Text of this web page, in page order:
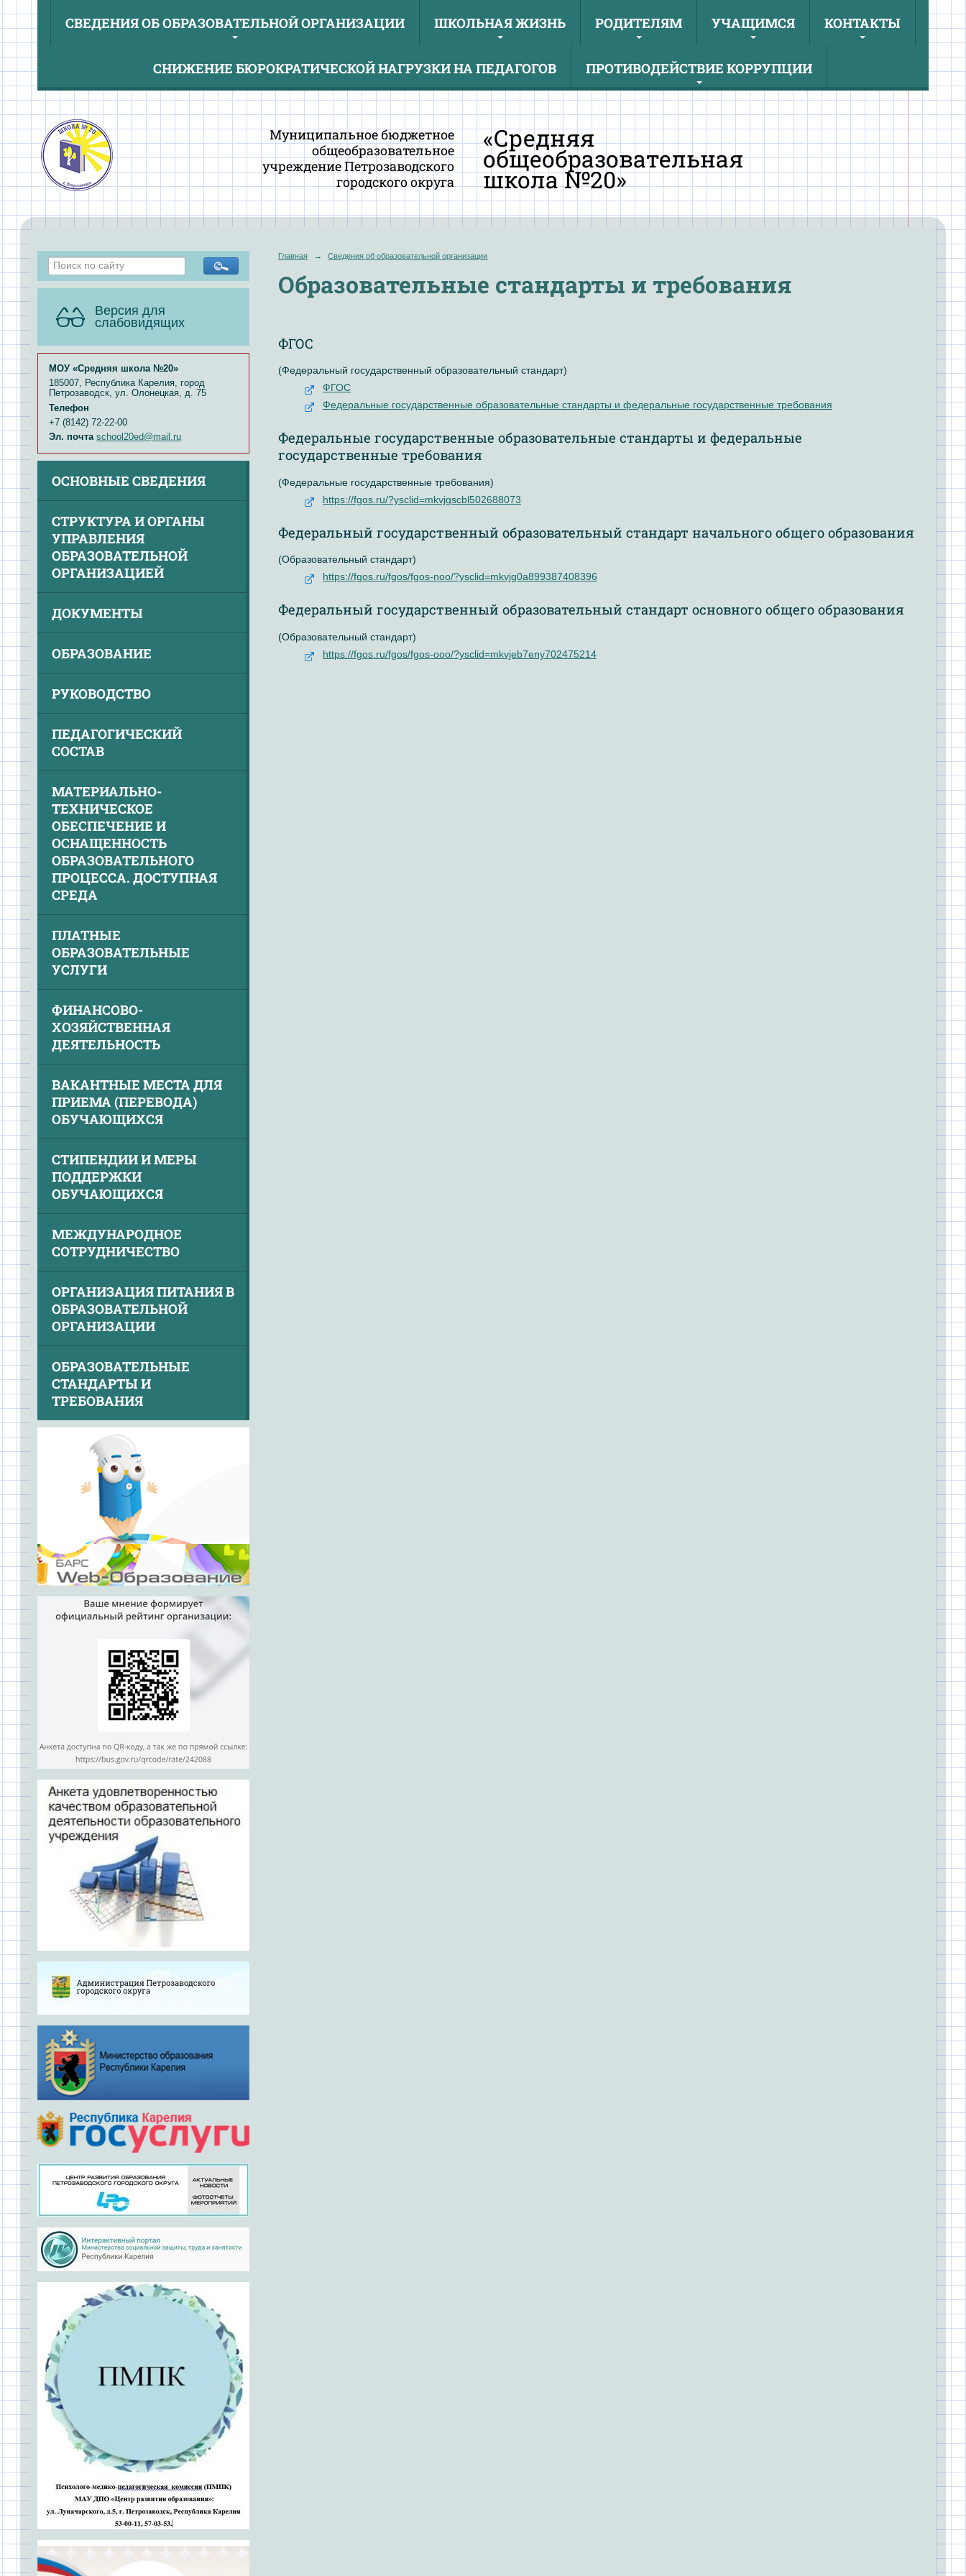
СВЕДЕНИЯ ОБ ОБРАЗОВАТЕЛЬНОЙ ОРГАНИЗАЦИИ ШКОЛЬНАЯ ЖИЗНЬ РОДИТЕЛЯМ УЧАЩИМСЯ КОНТАКТЫ
СНИЖЕНИЕ БЮРОКРАТИЧЕСКОЙ НАГРУЗКИ НА ПЕДАГОГОВ ПРОТИВОДЕЙСТВИЕ КОРРУПЦИИ
Муниципальное бюджетное
общеобразовательное
учреждение Петрозаводского
городского округа
«Средняя
общеобразовательная
школа №20»
Версия для
слабовидящих
МОУ «Средняя школа №20»
185007, Республика Карелия, город
Петрозаводск, ул. Олонецкая, д. 75
Телефон
+7 (8142) 72-22-00
Эл. почта school20ed@mail.ru
ОСНОВНЫЕ СВЕДЕНИЯ
СТРУКТУРА И ОРГАНЫ
УПРАВЛЕНИЯ
ОБРАЗОВАТЕЛЬНОЙ
ОРГАНИЗАЦИЕЙ
ДОКУМЕНТЫ
ОБРАЗОВАНИЕ
РУКОВОДСТВО
ПЕДАГОГИЧЕСКИЙ
СОСТАВ
МАТЕРИАЛЬНО-
ТЕХНИЧЕСКОЕ
ОБЕСПЕЧЕНИЕ И
ОСНАЩЕННОСТЬ
ОБРАЗОВАТЕЛЬНОГО
ПРОЦЕССА. ДОСТУПНАЯ
СРЕДА
ПЛАТНЫЕ
ОБРАЗОВАТЕЛЬНЫЕ
УСЛУГИ
ФИНАНСОВО-
ХОЗЯЙСТВЕННАЯ
ДЕЯТЕЛЬНОСТЬ
ВАКАНТНЫЕ МЕСТА ДЛЯ
ПРИЕМА (ПЕРЕВОДА)
ОБУЧАЮЩИХСЯ
СТИПЕНДИИ И МЕРЫ
ПОДДЕРЖКИ
ОБУЧАЮЩИХСЯ
МЕЖДУНАРОДНОЕ
СОТРУДНИЧЕСТВО
ОРГАНИЗАЦИЯ ПИТАНИЯ В
ОБРАЗОВАТЕЛЬНОЙ
ОРГАНИЗАЦИИ
ОБРАЗОВАТЕЛЬНЫЕ
СТАНДАРТЫ И
ТРЕБОВАНИЯ
Главная → Сведения об образовательной организации
Образовательные стандарты и требования
ФГОС
(Федеральный государственный образовательный стандарт)
ФГОС
Федеральные государственные образовательные стандарты и федеральные государственные требования
Федеральные государственные образовательные стандарты и федеральные
государственные требования
(Федеральные государственные требования)
https://fgos.ru/?ysclid=mkvjgscbl502688073
Федеральный государственный образовательный стандарт начального общего образования
(Образовательный стандарт)
https://fgos.ru/fgos/fgos-noo/?ysclid=mkvjg0a899387408396
Федеральный государственный образовательный стандарт основного общего образования
(Образовательный стандарт)
https://fgos.ru/fgos/fgos-ooo/?ysclid=mkvjeb7eny702475214